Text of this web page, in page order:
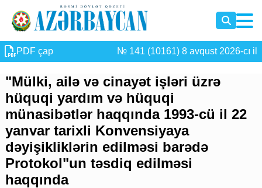
PDF çap № 141 (10161) 8 avqust 2026-cı il
"Mülki, ailə və cinayət işləri üzrə
hüquqi yardım və hüquqi
münasibətlər haqqında 1993-cü il 22
yanvar tarixli Konvensiyaya
dəyişikliklərin edilməsi barədə
Protokol"un təsdiq edilməsi
haqqında